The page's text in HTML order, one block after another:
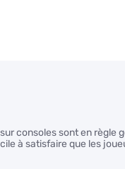
consoles sont en règle
à satisfaire que les